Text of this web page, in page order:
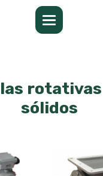
sólidos